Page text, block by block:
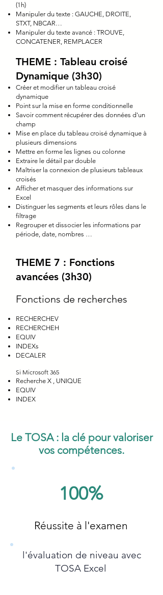
(1h)
Manipuler du texte : GAUCHE, DROITE,
STXT, NBCAR…
Manipuler du texte avancé : TROUVE,
CONCATENER, REMPLACER
THEME : Tableau croisé
Dynamique (3h30)
Créer et modifier un tableau croisé
dynamique
Point sur la mise en forme conditionnelle
Savoir comment récupérer des données d'un
champ
Mise en place du tableau croisé dynamique à
plusieurs dimensions
Mettre en forme les lignes ou colonne
Extraire le détail par double
Maîtriser la connexion de plusieurs tableaux
croisés
Afficher et masquer des informations sur
Excel
Distinguer les segments et leurs rôles dans le
filtrage
Regrouper et dissocier les informations par
période, date, nombres …
THEME 7 : Fonctions
avancées (3h30)
Fonctions de recherches
RECHERCHEV
RECHERCHEH
EQUIV
INDEXs
DECALER
Si Microsoft 365
Recherche X , UNIQUE
EQUIV
INDEX
Le TOSA : la clé pour valoriser
vos compétences.
100%
Réussite à l'examen
l'évaluation de niveau avec
TOSA Excel